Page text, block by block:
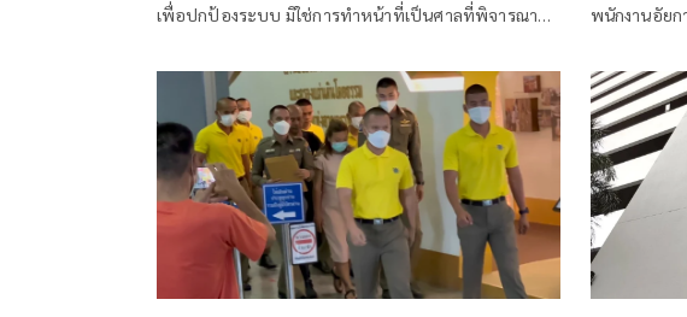
เพื่อปกป้องระบบ มิใช่การทำหน้าที่เป็นศาลที่พิจารณาคดี
พนักงานอัย
จำเลยที่ 5 )
อำนาจของศ